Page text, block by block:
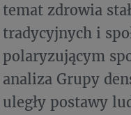
temat zdrowia
tradycyjnych i
polaryzującym
analiza Grupy
uległy postawy